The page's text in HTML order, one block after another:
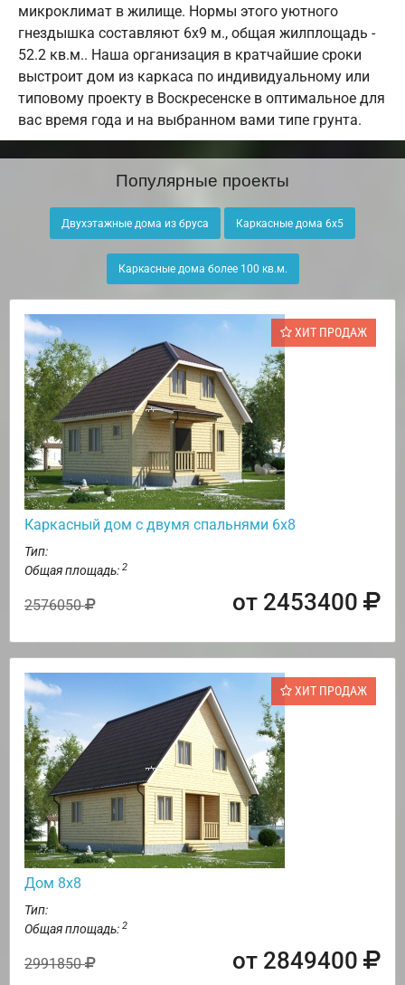
микроклимат в жилище. Нормы этого уютного
гнездышка составляют 6х9 м., общая жилплощадь -
52.2 кв.м.. Наша организация в кратчайшие сроки
выстроит дом из каркаса по индивидуальному или
типовому проекту в Воскресенске в оптимальное для
вас время года и на выбранном вами типе грунта.
Популярные проекты
Двухэтажные дома из бруса Каркасные дома 6х5
Каркасные дома более 100 кв.м.
ХИТ ПРОДАЖ
Каркасный дом с двумя спальнями 6х8
Тип:
Общая площадь: 2
2576050 от 2453400
ХИТ ПРОДАЖ
Дом 8х8
Тип:
Общая площадь: 2
2991850 от 2849400